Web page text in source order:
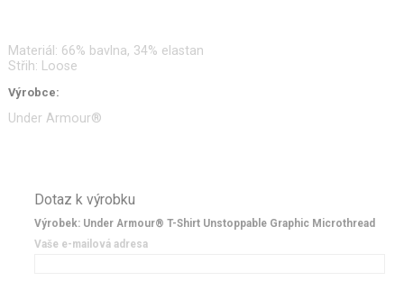
Materiál: 66% bavlna, 34% elastan
Střih: Loose
Výrobce:
Under Armour®
Dotaz k výrobku
Výrobek: Under Armour® T-Shirt Unstoppable Graphic Microthread
Vaše e-mailová adresa